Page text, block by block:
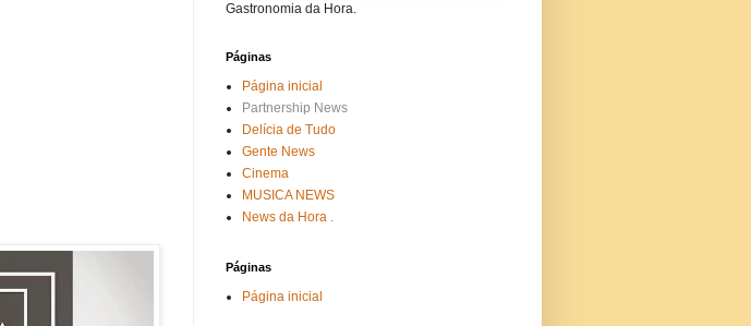
Gastronomia da Hora.
Páginas
Página inicial
Partnership News
Delícia de Tudo
Gente News
Cinema
MUSICA NEWS
News da Hora .
Páginas
Página inicial